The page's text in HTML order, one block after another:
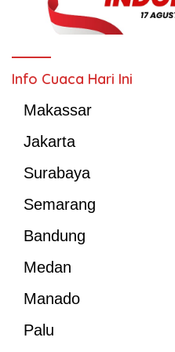
Info Cuaca Hari Ini
Makassar
Jakarta
Surabaya
Semarang
Bandung
Medan
Manado
Palu